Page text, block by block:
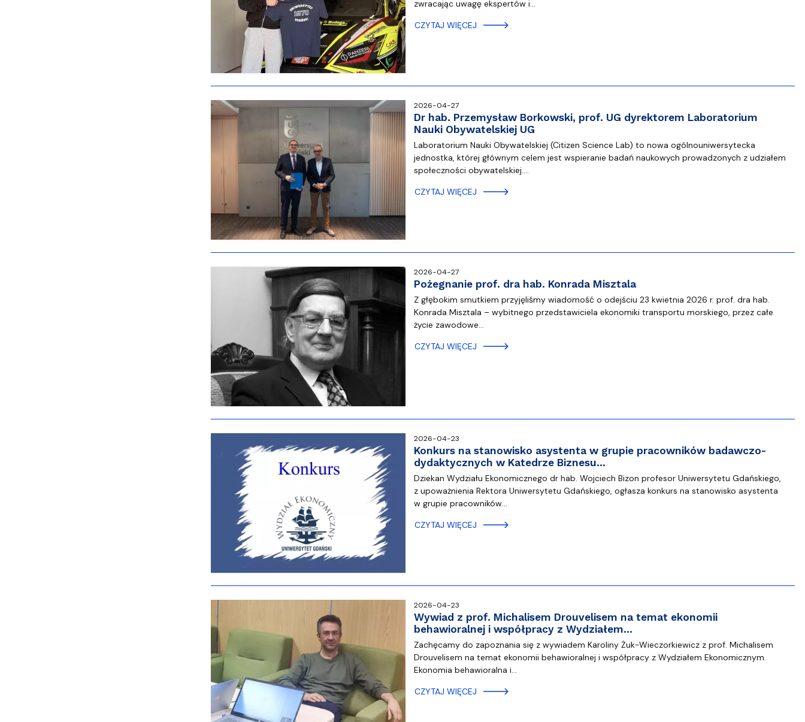
zwracając uwagę ekspertów i…
CZYTAJ WIĘCEJ
2026-04-27
Dr hab. Przemysław Borkowski, prof. UG dyrektorem Laboratorium
Nauki Obywatelskiej UG
Laboratorium Nauki Obywatelskiej (Citizen Science Lab) to nowa ogólnouniwersytecka
jednostka, której głównym celem jest wspieranie badań naukowych prowadzonych z udziałem
społeczności obywatelskiej.…
CZYTAJ WIĘCEJ
2026-04-27
Pożegnanie prof. dra hab. Konrada Misztala
Z głębokim smutkiem przyjęliśmy wiadomość o odejściu 23 kwietnia 2026 r. prof. dra hab.
Konrada Misztala – wybitnego przedstawiciela ekonomiki transportu morskiego, przez całe
życie zawodowe…
CZYTAJ WIĘCEJ
2026-04-23
Konkurs na stanowisko asystenta w grupie pracowników badawczo-
dydaktycznych w Katedrze Biznesu…
Dziekan Wydziału Ekonomicznego dr hab. Wojciech Bizon profesor Uniwersytetu Gdańskiego,
z upoważnienia Rektora Uniwersytetu Gdańskiego, ogłasza konkurs na stanowisko asystenta
w grupie pracowników…
CZYTAJ WIĘCEJ
2026-04-23
Wywiad z prof. Michalisem Drouvelisem na temat ekonomii
behawioralnej i współpracy z Wydziałem…
Zachęcamy do zapoznania się z wywiadem Karoliny Żuk-Wieczorkiewicz z prof. Michalisem
Drouvelisem na temat ekonomii behawioralnej i współpracy z Wydziałem Ekonomicznym.
Ekonomia behawioralna i…
CZYTAJ WIĘCEJ